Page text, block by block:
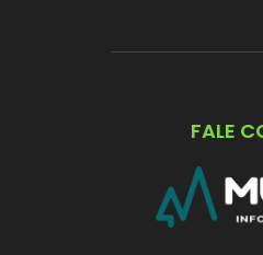
FALE